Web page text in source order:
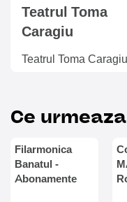
Teatrul Toma
Caragiu
Ce urmeaza
Filarmonica
Banatul -
Abonamente